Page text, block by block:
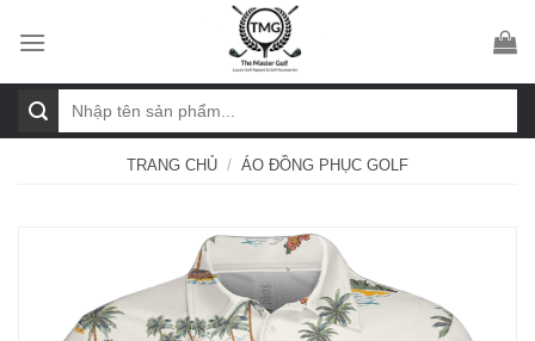
kiếm:
TRANG CHỦ / ÁO ĐỒNG PHỤC GOLF